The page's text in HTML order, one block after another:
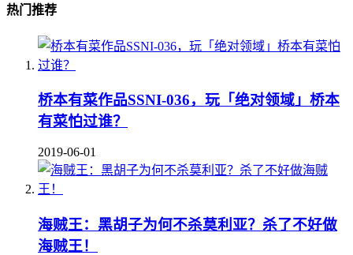
热门推荐
桥本有菜作品SSNI-036，玩「绝对领域」桥本
有菜怕过谁？
2019-06-01
海贼王：黑胡子为何不杀莫利亚？杀了不好做
海贼王！